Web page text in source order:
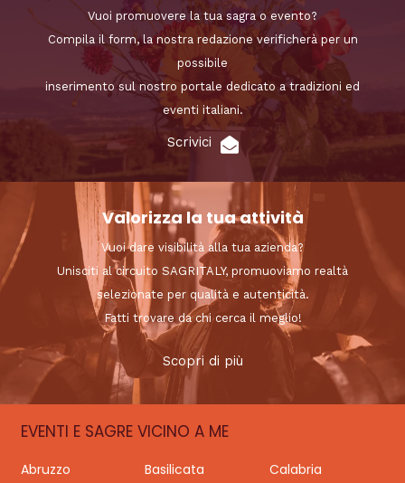
Vuoi promuovere la tua sagra o evento?
Compila il form, la nostra redazione verificherà per un
possibile
inserimento sul nostro portale dedicato a tradizioni ed
eventi italiani.
Scrivici
Valorizza la tua attività
Vuoi dare visibilità alla tua azienda?
Unisciti al circuito SAGRITALY, promuoviamo realtà
selezionate per qualità e autenticità.
Fatti trovare da chi cerca il meglio!
Scopri di più
EVENTI E SAGRE VICINO A ME
Abruzzo Basilicata
Calabria